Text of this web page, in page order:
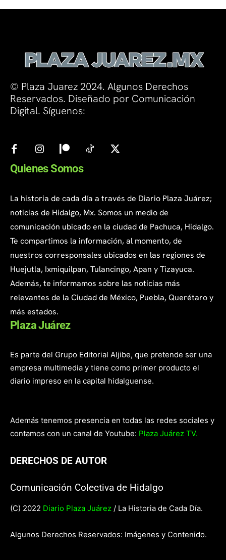
© Plaza Juarez 2024. Algunos Derechos
Reservados. Diseñado por Comunicación
Digital. Síguenos:
Quienes Somos
La historia de cada día a través de Diario Plaza Juárez;
noticias de Hidalgo, Mx. Somos un medio de
comunicación ubicado en la ciudad de Pachuca, Hidalgo.
Te compartimos la información, al momento, de
nuestros corresponsales ubicados en las regiones de
Huejutla, Ixmiquilpan, Tulancingo, Apan y Tizayuca.
Además, te informamos sobre las noticias más
relevantes de la Ciudad de México, Puebla, Querétaro y
más estados.
Plaza Juárez
Es parte del Grupo Editorial Aljibe, que pretende ser una
empresa multimedia y tiene como primer producto el
diario impreso en la capital hidalguense.
Además tenemos presencia en todas las redes sociales y
contamos con un canal de Youtube: Plaza Juárez TV.
DERECHOS DE AUTOR
Comunicación Colectiva de Hidalgo
(C) 2022 Diario Plaza Juárez / La Historia de Cada Día.
Algunos Derechos Reservados: Imágenes y Contenido.